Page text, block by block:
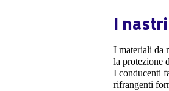
I
I materiali da
la protezione
I conducenti
rifrangenti